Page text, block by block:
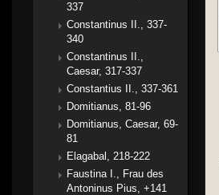
337
Constantinus II., 337-
340
Constantinus II.,
Caesar, 317-337
Constantius II., 337-361
Domitianus, 81-96
Domitianus, Caesar, 69-
81
Elagabal, 218-222
Faustina I., Frau des
Antoninus Pius, +141